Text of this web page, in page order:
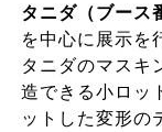
タニダ（ブース
を中心に展示を
タニダのマスキ
造できる小ロッ
ットした変形